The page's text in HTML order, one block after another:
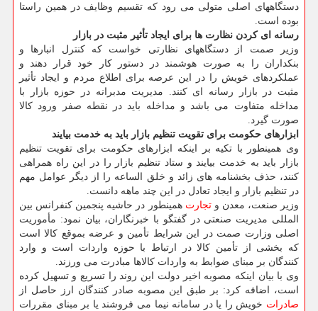
دستگاههای اصلی متولی می رود که تقسیم وظایف در همین راستا
بوده است.
رسانه ای کردن نظارت ها برای ایجاد تأثیر مثبت در بازار
وزیر صمت از دستگاههای نظارتی خواست که کنترل انبارها و
بنکداران را به صورت هوشمند در دستور کار خود قرار دهند و
عملکردهای خویش را در این عرصه برای اطلاع مردم و ایجاد تأثیر
مثبت در بازار رسانه ای کنند. مدیریت مدبرانه در حوزه بازار با
مداخله متفاوت می باشد و مداخله باید در نقطه صفر ورود کالا
صورت گیرد.
ابزارهای حکومت برای تقویت تنظیم بازار باید به خدمت بیایند
وی همینطور با تکیه بر اینکه ابزارهای حکومت برای تقویت تنظیم
بازار باید به خدمت بیایند و ستاد تنظیم بازار را در این راه همراهی
کنند، حذف بخشنامه های زائد و خلق الساعه را از دیگر عوامل مهم
در تنظیم بازار و ایجاد تعادل در این چند ماهه دانست.
وزیر صنعت، معدن وتجارت همینطور در حاشیه پنجمین کنفرانس بین
المللی مدیریت صنعتی در گفتگو با خبرنگاران، بیان نمود: مأموریت
اصلی وزارت صمت در این شرایط تأمین و عرضه بموقع کالا است
که بخشی از تأمین کالا در ارتباط با حوزه واردات است و وارد
کنندگان بر مبنای ضوابط به واردات کالاها مبادرت می ورزند.
وی با بیان اینکه مصوبه اخیر دولت این روند را تسریع و تسهیل کرده
است، اضافه کرد: بر طبق این مصوبه صادر کنندگان ارز حاصل از
صادرات خویش را یا در سامانه نیما می فروشند یا بر مبنای مقررات